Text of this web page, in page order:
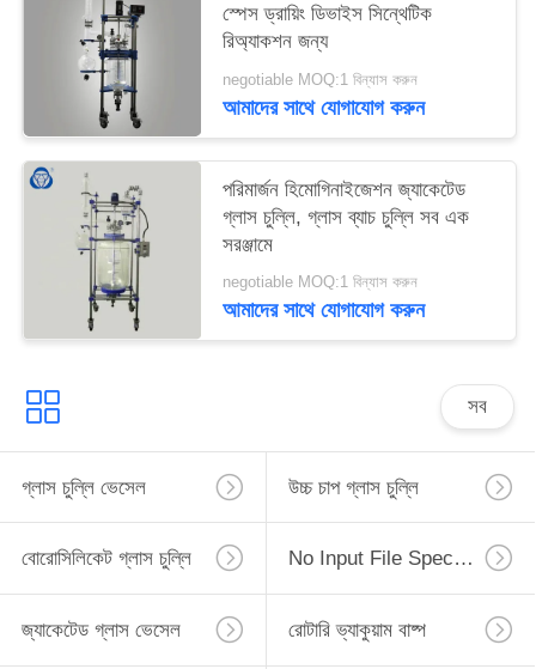
স্পেস ড্রায়িং ডিভাইস সিন্থেটিক
রিঅ্যাকশন জন্য
negotiable MOQ:1 বিন্যাস করুন
আমাদের সাথে যোগাযোগ করুন
পরিমার্জন হিমোগিনাইজেশন জ্যাকেটেড
গ্লাস চুল্লি, গ্লাস ব্যাচ চুল্লি সব এক
সরঞ্জামে
negotiable MOQ:1 বিন্যাস করুন
আমাদের সাথে যোগাযোগ করুন
সব
গ্লাস চুল্লি ভেসেল উচ্চ চাপ গ্লাস চুল্লি
বোরোসিলিকেট গ্লাস চুল্লি No Input File Specified.
জ্যাকেটেড গ্লাস ভেসেল রোটারি ভ্যাকুয়াম বাষ্প